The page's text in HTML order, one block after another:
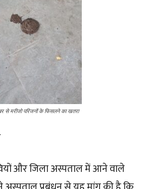
से मरीजो परिजनों के फिसलने का खतरा
और जिला अस्पताल में आने वाले